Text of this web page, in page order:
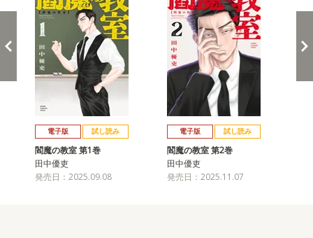
電子版 試し読み
閻魔の教室 第1巻
田中優吏
発売日：2025.09.08
電子版 試し読み
閻魔の教室 第2巻
田中優吏
発売日：2025.11.07